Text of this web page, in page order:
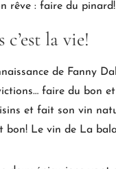
rêve : faire du pinard!
c’est la vie!
de Fanny
faire du bon
et fait son vin
bon! Le vin de La